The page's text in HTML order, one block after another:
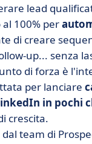
lead
100% per
di creare
up... senza
di forza è
per lanciare
in pochi
crescita.
team di